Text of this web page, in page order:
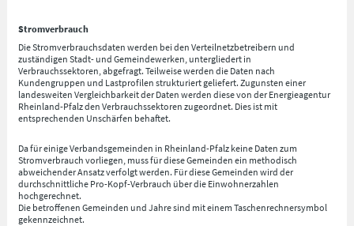
Stromverbrauch
Die Stromverbrauchsdaten werden bei den Verteilnetzbetreibern und
zuständigen Stadt- und Gemeindewerken, untergliedert in
Verbrauchssektoren, abgefragt. Teilweise werden die Daten nach
Kundengruppen und Lastprofilen strukturiert geliefert. Zugunsten einer
landesweiten Vergleichbarkeit der Daten werden diese von der Energieagentur
Rheinland-Pfalz den Verbrauchssektoren zugeordnet. Dies ist mit
entsprechenden Unschärfen behaftet.
Da für einige Verbandsgemeinden in Rheinland-Pfalz keine Daten zum
Stromverbrauch vorliegen, muss für diese Gemeinden ein methodisch
abweichender Ansatz verfolgt werden. Für diese Gemeinden wird der
durchschnittliche Pro-Kopf-Verbrauch über die Einwohnerzahlen
hochgerechnet.
Die betroffenen Gemeinden und Jahre sind mit einem Taschenrechnersymbol
gekennzeichnet.